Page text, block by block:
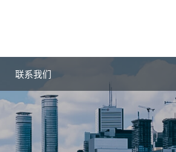
联系我们